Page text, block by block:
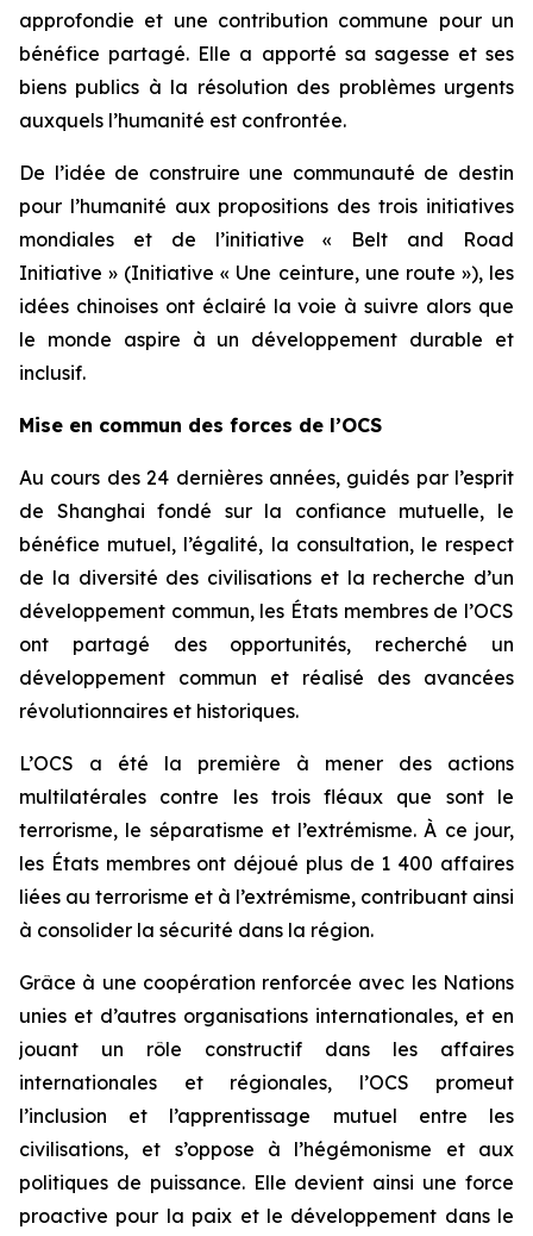
approfondie et une contribution commune pour un
bénéfice partagé. Elle a apporté sa sagesse et ses
biens publics à la résolution des problèmes urgents
auxquels l’humanité est confrontée.
De l’idée de construire une communauté de destin
pour l’humanité aux propositions des trois initiatives
mondiales et de l’initiative « Belt and Road
Initiative » (Initiative « Une ceinture, une route »), les
idées chinoises ont éclairé la voie à suivre alors que
le monde aspire à un développement durable et
inclusif.
Mise en commun des forces de l’OCS
Au cours des 24 dernières années, guidés par l’esprit
de Shanghai fondé sur la confiance mutuelle, le
bénéfice mutuel, l’égalité, la consultation, le respect
de la diversité des civilisations et la recherche d’un
développement commun, les États membres de l’OCS
ont partagé des opportunités, recherché un
développement commun et réalisé des avancées
révolutionnaires et historiques.
L’OCS a été la première à mener des actions
multilatérales contre les trois fléaux que sont le
terrorisme, le séparatisme et l’extrémisme. À ce jour,
les États membres ont déjoué plus de 1 400 affaires
liées au terrorisme et à l’extrémisme, contribuant ainsi
à consolider la sécurité dans la région.
Grâce à une coopération renforcée avec les Nations
unies et d’autres organisations internationales, et en
jouant un rôle constructif dans les affaires
internationales et régionales, l’OCS promeut
l’inclusion et l’apprentissage mutuel entre les
civilisations, et s’oppose à l’hégémonisme et aux
politiques de puissance. Elle devient ainsi une force
proactive pour la paix et le développement dans le